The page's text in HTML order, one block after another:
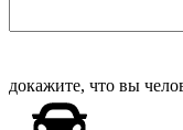
докажите, что вы